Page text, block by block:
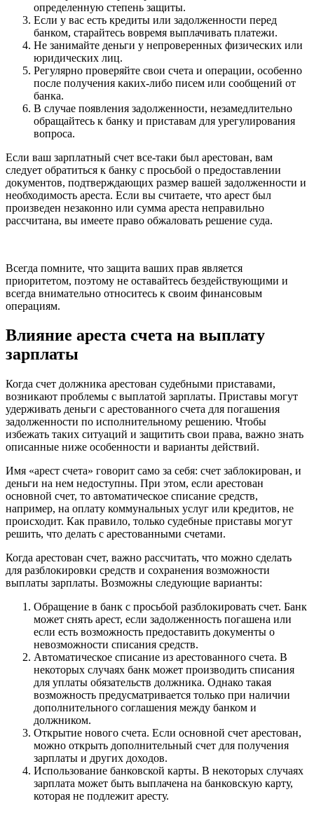
определенную степень защиты.
Если у вас есть кредиты или задолженности перед
банком, старайтесь вовремя выплачивать платежи.
Не занимайте деньги у непроверенных физических или
юридических лиц.
Регулярно проверяйте свои счета и операции, особенно
после получения каких-либо писем или сообщений от
банка.
В случае появления задолженности, незамедлительно
обращайтесь к банку и приставам для урегулирования
вопроса.
Если ваш зарплатный счет все-таки был арестован, вам
следует обратиться к банку с просьбой о предоставлении
документов, подтверждающих размер вашей задолженности и
необходимость ареста. Если вы считаете, что арест был
произведен незаконно или сумма ареста неправильно
рассчитана, вы имеете право обжаловать решение суда.
Всегда помните, что защита ваших прав является
приоритетом, поэтому не оставайтесь бездействующими и
всегда внимательно относитесь к своим финансовым
операциям.
Влияние ареста счета на выплату
зарплаты
Когда счет должника арестован судебными приставами,
возникают проблемы с выплатой зарплаты. Приставы могут
удерживать деньги с арестованного счета для погашения
задолженности по исполнительному решению. Чтобы
избежать таких ситуаций и защитить свои права, важно знать
описанные ниже особенности и варианты действий.
Имя «арест счета» говорит само за себя: счет заблокирован, и
деньги на нем недоступны. При этом, если арестован
основной счет, то автоматическое списание средств,
например, на оплату коммунальных услуг или кредитов, не
происходит. Как правило, только судебные приставы могут
решить, что делать с арестованными счетами.
Когда арестован счет, важно рассчитать, что можно сделать
для разблокировки средств и сохранения возможности
выплаты зарплаты. Возможны следующие варианты:
Обращение в банк с просьбой разблокировать счет. Банк
может снять арест, если задолженность погашена или
если есть возможность предоставить документы о
невозможности списания средств.
Автоматическое списание из арестованного счета. В
некоторых случаях банк может производить списания
для уплаты обязательств должника. Однако такая
возможность предусматривается только при наличии
дополнительного соглашения между банком и
должником.
Открытие нового счета. Если основной счет арестован,
можно открыть дополнительный счет для получения
зарплаты и других доходов.
Использование банковской карты. В некоторых случаях
зарплата может быть выплачена на банковскую карту,
которая не подлежит аресту.